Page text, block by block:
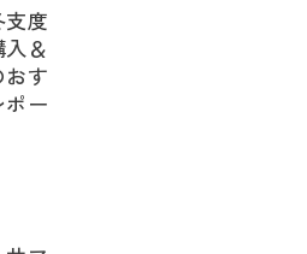
度
入＆
す
ー